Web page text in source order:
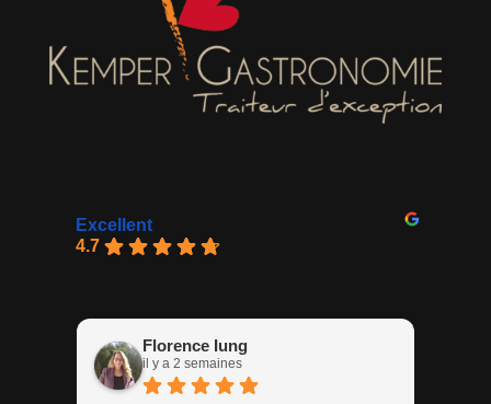
Excellent
4.7
Florence Iung
il y a 2 semaines